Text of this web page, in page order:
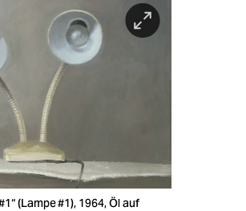
(Lampe #1), 1964, Öl auf